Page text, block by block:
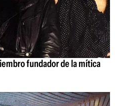
fundador de la mítica